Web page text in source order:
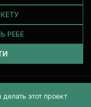
РЕБЕ
общине Днепра.
этот проект